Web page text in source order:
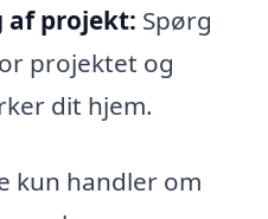
af projekt: Spørg
projektet og
dit hjem.
kun handler om